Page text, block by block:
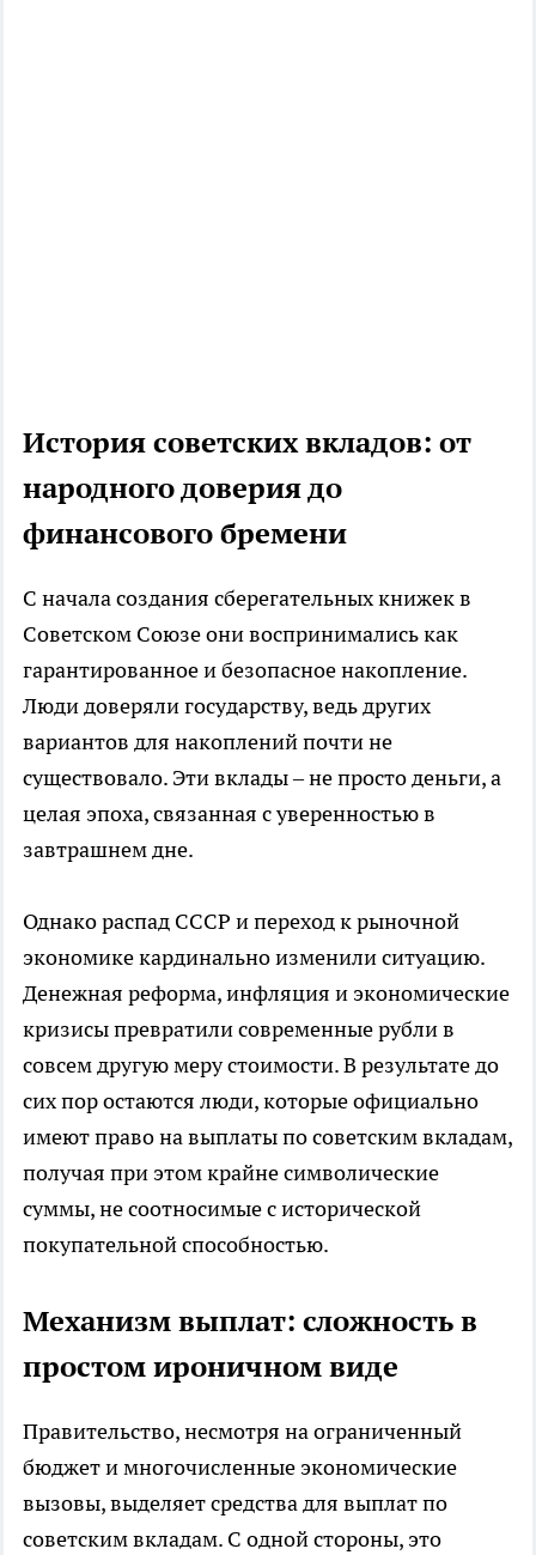
История советских вкладов: от
народного доверия до
финансового бремени
С начала создания сберегательных книжек в
Советском Союзе они воспринимались как
гарантированное и безопасное накопление.
Люди доверяли государству, ведь других
вариантов для накоплений почти не
существовало. Эти вклады – не просто деньги, а
целая эпоха, связанная с уверенностью в
завтрашнем дне.
Однако распад СССР и переход к рыночной
экономике кардинально изменили ситуацию.
Денежная реформа, инфляция и экономические
кризисы превратили современные рубли в
совсем другую меру стоимости. В результате до
сих пор остаются люди, которые официально
имеют право на выплаты по советским вкладам,
получая при этом крайне символические
суммы, не соотносимые с исторической
покупательной способностью.
Механизм выплат: сложность в
простом ироничном виде
Правительство, несмотря на ограниченный
бюджет и многочисленные экономические
вызовы, выделяет средства для выплат по
советским вкладам. С одной стороны, это